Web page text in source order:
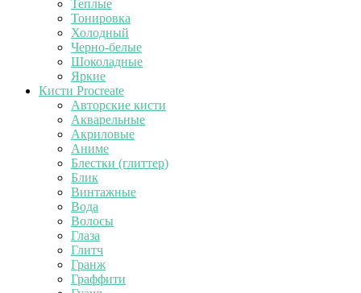
Теплые
Тонировка
Холодный
Черно-белые
Шоколадные
Яркие
Кисти Procreate
Авторские кисти
Акварельные
Акриловые
Аниме
Блестки (глиттер)
Блик
Винтажные
Вода
Волосы
Глаза
Глитч
Гранж
Граффити